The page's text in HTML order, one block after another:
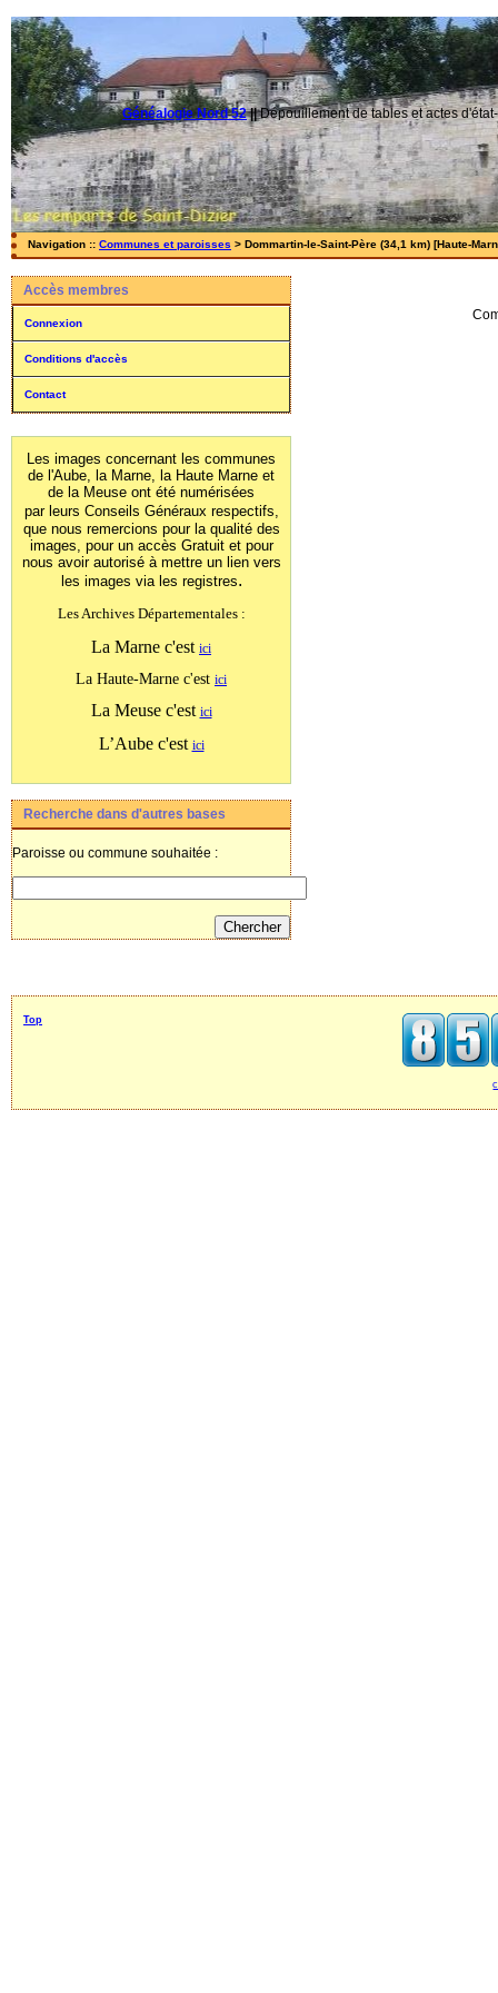
Généalogie Nord 52||Dépouillement de tables et actes
Navigation :: Communes et paroisses > Dommartin-le-Saint-Père (34,1 km) [Haute-
Accès membres
Connexion
Conditions d'accès
Contact
Les images concernant les communes
de l'Aube, la Marne, la Haute Marne et
de la Meuse ont été numérisées
par leurs Conseils Généraux respectifs,
que nous remercions pour la qualité des
images, pour un accès Gratuit et pour
nous avoir autorisé à mettre un lien vers
les images via les registres.
Les Archives Départementales :
La Marne c'est ici
La Haute-Marne c'est ici
La Meuse c'est ici
L’Aube c'est ici
Recherche dans d'autres bases
Paroisse ou commune souhaitée :
Top